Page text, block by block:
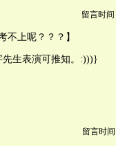
留言时间
不上呢？？？】
先生表演可推知。:)))}
留言时间